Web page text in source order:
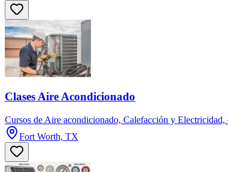
Clases Aire Acondicionado
Cursos de Aire acondicionado, Calefacción y
Fort Worth, TX